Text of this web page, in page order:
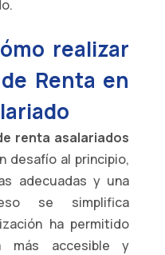
realizar
Renta en
renta asalariados
desafío al principio,
adecuadas y una
se simplifica
ha permitido
más accesible y